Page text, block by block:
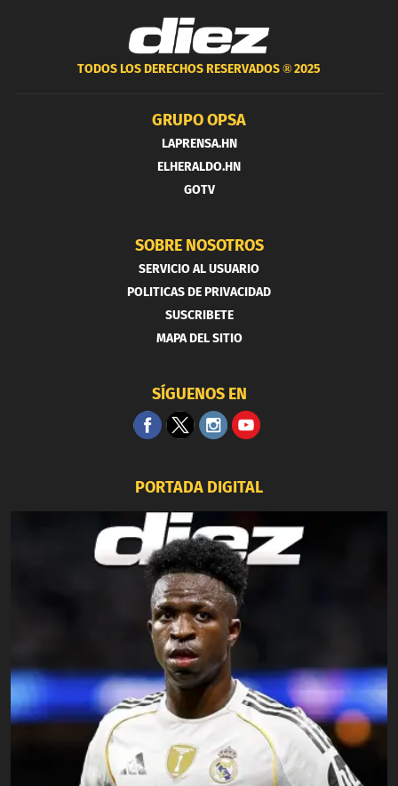
TODOS LOS DERECHOS RESERVADOS ®2025
GRUPO OPSA
LAPRENSA.HN
ELHERALDO.HN
GOTV
SOBRE NOSOTROS
SERVICIO AL USUARIO
POLITICAS DE PRIVACIDAD
SUSCRIBETE
MAPA DEL SITIO
SÍGUENOS EN
PORTADA DIGITAL